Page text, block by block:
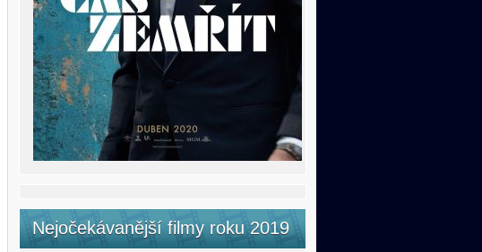
Nejočekávanější filmy roku 2019